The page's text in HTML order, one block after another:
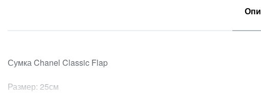
Сумка Chanel Classic Flap
Размер: 25см